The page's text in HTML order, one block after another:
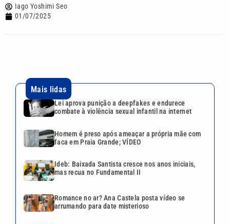
Iago Yoshimi Seo
01/07/2025
Mais lidas
Lei aprova punição a deepfakes e endurece
combate à violência sexual infantil na internet
Homem é preso após ameaçar a própria mãe com
faca em Praia Grande; VÍDEO
Ideb: Baixada Santista cresce nos anos iniciais,
mas recua no Fundamental II
Romance no ar? Ana Castela posta vídeo se
arrumando para date misterioso